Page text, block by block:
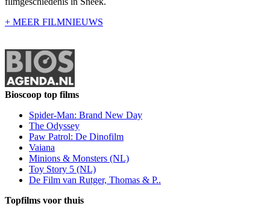
+ MEER FILMNIEUWS
Bioscoop top films
Spider-Man: Brand New Day
The Odyssey
Paw Patrol: De Dinofilm
Vaiana
Minions & Monsters (NL)
Toy Story 5 (NL)
De Film van Rutger, Thomas & P..
Topfilms voor thuis